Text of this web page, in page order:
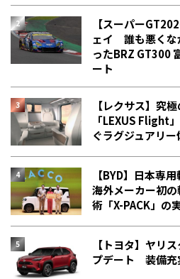
【スーパー
ェイ 誰も悪くな
った――BRZ
ート
【レクサス】究
「LEXUS Flight
ぐラグジュアリ
【BYD】日本専
海外メーカー初
術「X-PACK」の
【トヨタ】ヤリ
プデート 装備充